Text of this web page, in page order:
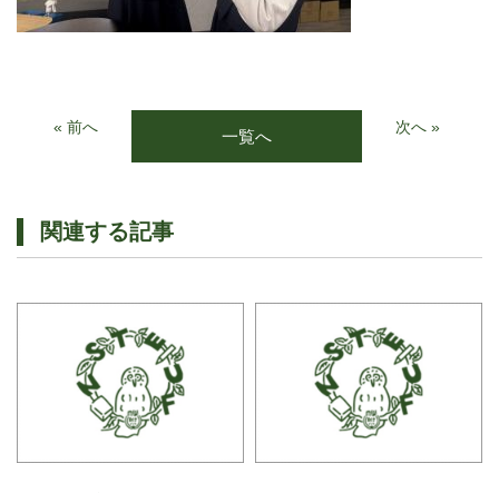
« 前へ 一覧へ 次へ »
関連する記事